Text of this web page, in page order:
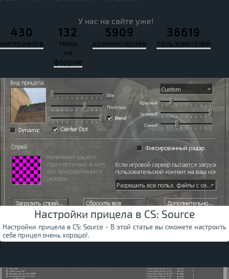
У нас на сайте уже!
430
материалов
132
темы
на
форуме
5909
комментариев
36619
пользователей
Настройки прицела в CS: Source
Настройки прицела в CS: Source - В этой статье вы сможете настроить
себе прицел очень хорошо!.